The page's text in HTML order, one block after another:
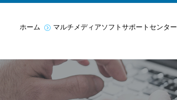
ホーム マルチメディアソフトサポートセンター